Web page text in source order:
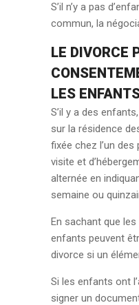
S’il n’y a pas
commun, la
LE DIVORCE
LES
S’il y a des
sur la résidence
fixée chez l’un
visite et
alternée en
semaine ou
En sachant que
enfants peuvent
divorce si un
Si les enfants ont
signer un